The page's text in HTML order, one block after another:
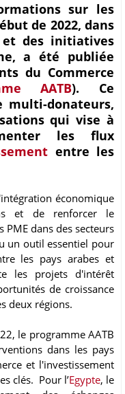
sur les
de 2022, dans
et des initiatives
a été publiée
du Commerce
AATB). Ce
multi-donateurs,
qui vise à
les flux
entre les
économique
et de renforcer le
dans des secteurs
un outil essentiel pour
les pays arabes et
les projets d'intérêt
de croissance
deux régions.
le programme AATB
dans les pays
et l'investissement
clés. Pour l’Egypte, le